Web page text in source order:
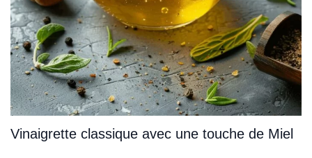
Vinaigrette classique avec une touche de Miel